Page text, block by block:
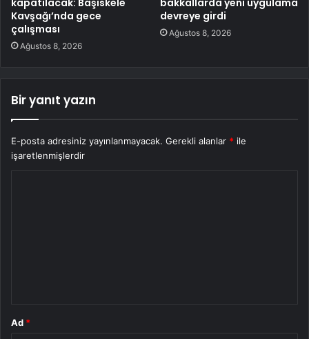
Kavşağı’nda gece
çalışması
Ağustos 8, 2026
devreye girdi
Ağustos 8, 2026
Bir yanıt yazın
E-posta adresiniz yayınlanmayacak. Gerekli alanlar * ile
işaretlenmişlerdir
Ad *